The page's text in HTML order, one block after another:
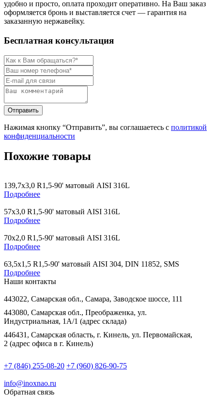
удобно и просто, оплата проходит оперативно. На Ваш заказ
оформляется бронь и выставляется счет — гарантия на
заказанную нержавейку.
Бесплатная консультация
Нажимая кнопку “Отправить”, вы соглашаетесь с политикой
конфиденциальности
Похожие товары
139,7х3,0 R1,5-90' матовый AISI 316L
Подробнее
57х3,0 R1,5-90' матовый AISI 316L
Подробнее
70х2,0 R1,5-90' матовый AISI 316L
Подробнее
63,5х1,5 R1,5-90' матовый AISI 304, DIN 11852, SMS
Подробнее
Наши контакты
443022, Самарская обл., Самара, Заводское шоссе, 111
443080, Самарская обл., Преображенка, ул.
Индустриальная, 1А/1 (адрес склада)
446431, Самарская область, г. Кинель, ул. Первомайская,
2 (адрес офиса в г. Кинель)
+7 (846) 255-08-20 +7 (960) 826-90-75
info@inoxnao.ru
Обратная связь